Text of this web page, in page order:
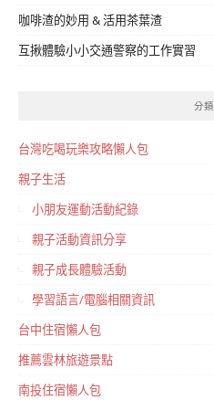
咖啡渣的妙用 & 活用茶葉渣
互揪體驗小小交通警察的工作實習
分類
台灣吃喝玩樂攻略懶人包
親子生活
小朋友運動活動紀錄
親子活動資訊分享
親子成長體驗活動
學習語言/電腦相關資訊
台中住宿懶人包
推薦雲林旅遊景點
南投住宿懶人包